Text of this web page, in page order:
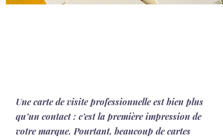
Une carte de visite professionnelle est bien plus
qu’un contact : c’est la première impression de
votre marque. Pourtant, beaucoup de cartes